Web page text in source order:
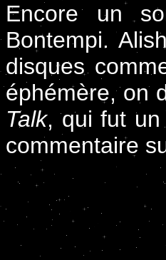
Encore un
Bontempi.
disques
éphémère, on
Talk, qui fut un
commentaire